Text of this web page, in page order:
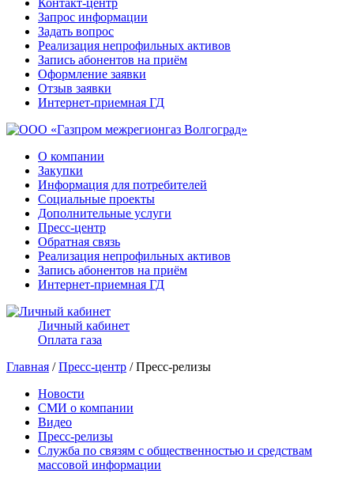
Контакт-центр
Запрос информации
Задать вопрос
Реализация непрофильных активов
Запись абонентов на приём
Оформление заявки
Отзыв заявки
Интернет-приемная ГД
О компании
Закупки
Информация для потребителей
Социальные проекты
Дополнительные услуги
Пресс-центр
Обратная связь
Реализация непрофильных активов
Запись абонентов на приём
Интернет-приемная ГД
Личный кабинет
Оплата газа
Главная /Пресс-центр / Пресс-релизы
Новости
СМИ о компании
Видео
Пресс-релизы
Служба по связям с общественностью и средствам
массовой информации